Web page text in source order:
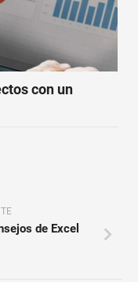
con un
de Excel